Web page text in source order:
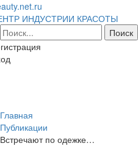
ИНДУСТРИИ КРАСОТЫ
Главная
Публикации
Встречают по одежке…